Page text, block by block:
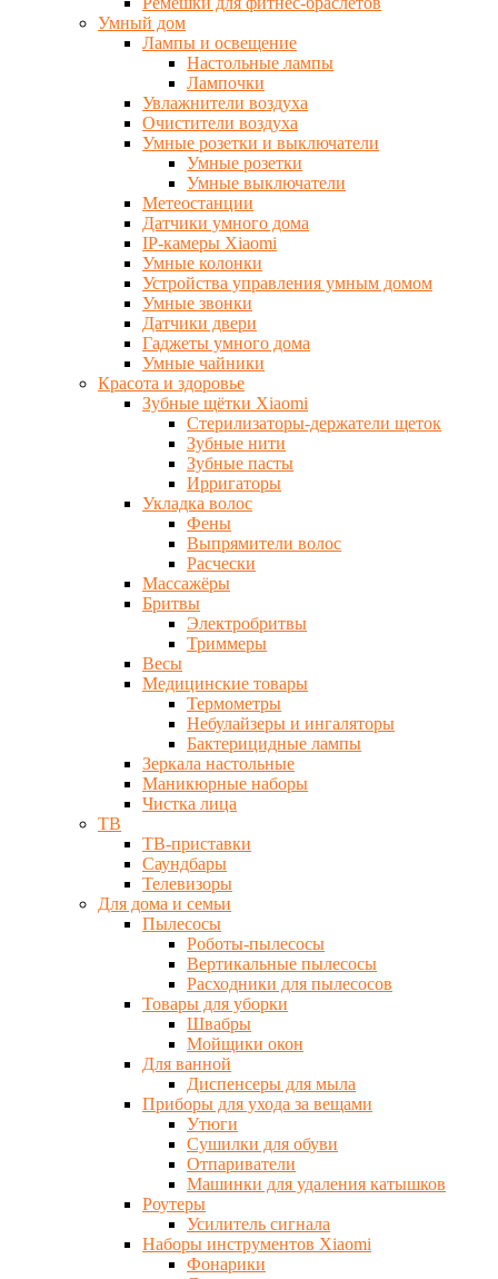
Умный дом
Лампы и освещение
Настольные лампы
Лампочки
Увлажнители воздуха
Очистители воздуха
Умные розетки и выключатели
Умные розетки
Умные выключатели
Метеостанции
Датчики умного дома
IP-камеры Xiaomi
Умные колонки
Устройства управления умным домом
Умные звонки
Датчики двери
Гаджеты умного дома
Умные чайники
Красота и здоровье
Зубные щётки Xiaomi
Стерилизаторы-держатели щеток
Зубные нити
Зубные пасты
Ирригаторы
Укладка волос
Фены
Выпрямители волос
Расчески
Массажёры
Бритвы
Электробритвы
Триммеры
Весы
Медицинские товары
Термометры
Небулайзеры и ингаляторы
Бактерицидные лампы
Зеркала настольные
Маникюрные наборы
Чистка лица
ТВ
ТВ-приставки
Саундбары
Телевизоры
Для дома и семьи
Пылесосы
Роботы-пылесосы
Вертикальные пылесосы
Расходники для пылесосов
Товары для уборки
Швабры
Мойщики окон
Для ванной
Диспенсеры для мыла
Приборы для ухода за вещами
Утюги
Сушилки для обуви
Отпариватели
Машинки для удаления катышков
Роутеры
Усилитель сигнала
Наборы инструментов Xiaomi
Фонарики